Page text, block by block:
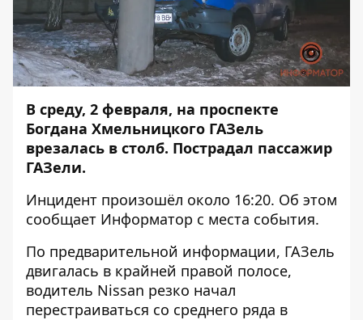
В среду, 2 февраля, на проспекте
Богдана Хмельницкого ГАЗель
врезалась в столб. Пострадал пассажир
ГАЗели.
Инцидент произошёл около 16:20. Об этом
сообщает Информатор с места события.
По предварительной информации, ГАЗель
двигалась в крайней правой полосе,
водитель Nissan резко начал
перестраиваться со среднего ряда в